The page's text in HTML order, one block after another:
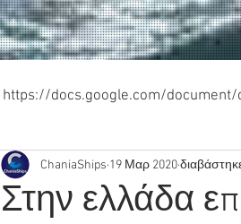
https://docs.google.com/
Στην ελλάδα
ChaniaShips 19 Μαρ 2020